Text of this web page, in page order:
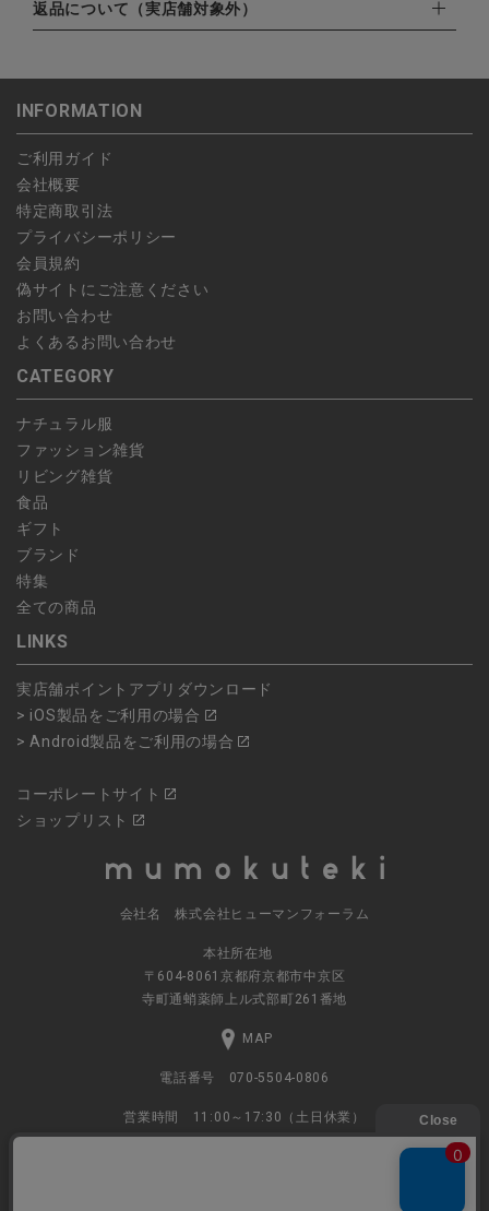
・楽天ペイ
・PayPay
北海道：1,400円
ご注文日当日から翌日のAM9:00までにご連絡頂いた場合はキャ
ンセルは可能です。
します。
予約商品など一部キャンセルが出来ない場合がございます。あら
かじめご了承ください。
返品について（実店舗対象外）
こちら よりご依頼ください。
INFORMATION
ご利用ガイド
会社概要
特定商取引法
プライバシーポリシー
会員規約
偽サイトにご注意ください
お問い合わせ
よくあるお問い合わせ
CATEGORY
ナチュラル服
ファッション雑貨
リビング雑貨
食品
ギフト
ブランド
特集
全ての商品
LINKS
実店舗ポイントアプリダウンロード
> iOS製品をご利用の場合
> Android製品をご利用の場合
コーポレートサイト
ショップリスト
会社名 株式会社ヒューマンフォーラム
本社所在地
〒604-8061京都府京都市中京区
寺町通蛸薬師上ル式部町261番地
MAP
電話番号 070-5504-0806
営業時間 11:00～17:30（土日休業）